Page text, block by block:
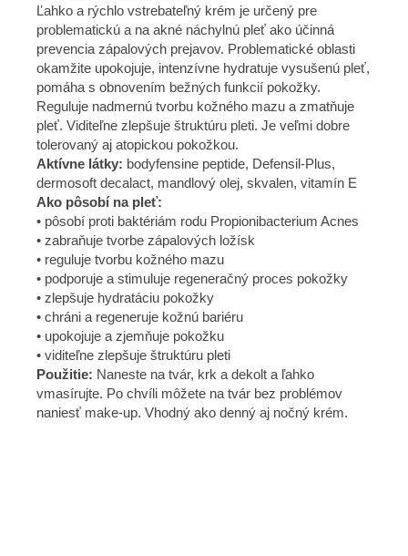
Ľahko a rýchlo vstrebateľný krém je určený pre
problematickú a na akné náchylnú pleť ako účinná
prevencia zápalových prejavov. Problematické oblasti
okamžite upokojuje, intenzívne hydratuje vysušenú pleť,
pomáha s obnovením bežných funkcií pokožky.
Reguluje nadmernú tvorbu kožného mazu a zmatňuje
pleť. Viditeľne zlepšuje štruktúru pleti. Je veľmi dobre
tolerovaný aj atopickou pokožkou.
Aktívne látky: bodyfensine peptide, Defensil-Plus,
dermosoft decalact, mandlový olej, skvalen, vitamín E
Ako pôsobí na pleť:
• pôsobí proti baktériám rodu Propionibacterium Acnes
• zabraňuje tvorbe zápalových ložísk
• reguluje tvorbu kožného mazu
• podporuje a stimuluje regeneračný proces pokožky
• zlepšuje hydratáciu pokožky
• chráni a regeneruje kožnú bariéru
• upokojuje a zjemňuje pokožku
• viditeľne zlepšuje štruktúru pleti
Použitie: Naneste na tvár, krk a dekolt a ľahko
vmasírujte. Po chvíli môžete na tvár bez problémov
naniesť make-up. Vhodný ako denný aj nočný krém.